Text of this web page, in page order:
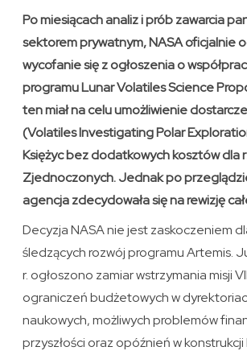
Po miesiącach analiz i prób zawarcia
sektorem prywatnym, NASA oficjalnie
wycofanie się z ogłoszenia o
programu Lunar Volatiles Science
ten miał na celu umożliwienie
(Volatiles Investigating Polar
Księżyc bez dodatkowych kosztów dla
Zjednoczonych. Jednak po
agencja zdecydowała się na rewizję
Decyzja NASA nie jest zaskoczeniem
śledzących rozwój programu Artemis.
r. ogłoszono zamiar wstrzymania misji
ograniczeń budżetowych w
naukowych, możliwych problemów
przyszłości oraz opóźnień w